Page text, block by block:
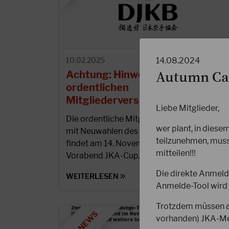
10.02.2025
Achtung: Hinweis zur
ordentlichen
Mitgliederversammlung 2025
Die ordentliche Mitgliederversammlung
mit Neuwahlen des Präsidiums des DJKB
findet am 14. November 2025 statt (am
Vorabend JKA-Cup/German Open).
WEITERLESEN
14.08.2024
Autumn
Liebe Mitglieder,
wer plant, in
teilzunehmen,
mitteilen!!!
Die direkte
Anmelde-Tool
Trotzdem müssen
vorhanden) JKA-